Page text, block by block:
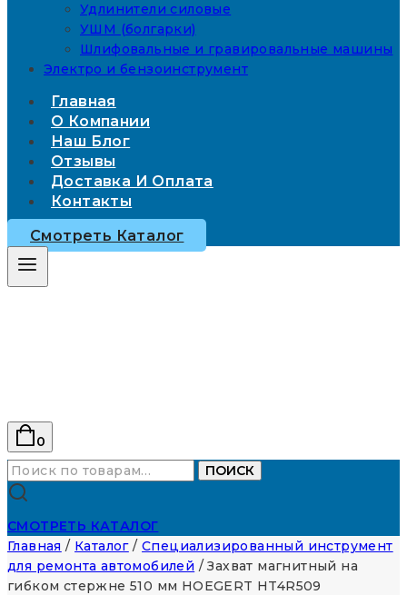
Удлинители силовые
УШМ (болгарки)
Шлифовальные и гравировальные машины
Электро и бензоинструмент
Главная
О Компании
Наш Блог
Отзывы
Доставка И Оплата
Контакты
Смотреть Каталог
0
Искать:
ПОИСК
СМОТРЕТЬ КАТАЛОГ
Главная / Каталог / Специализированный инструмент
для ремонта автомобилей / Захват магнитный на
гибком стержне 510 мм HOEGERT HT4R509